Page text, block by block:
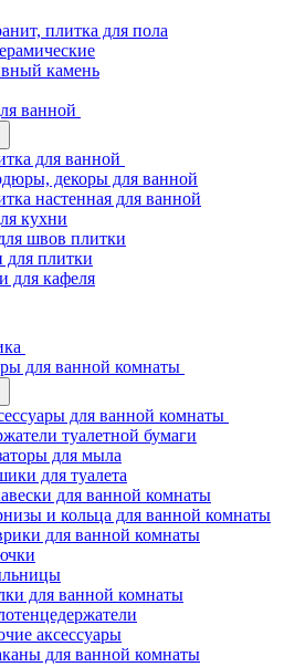
плитка для пола
камень
ванной
для ванной
декоры для ванной
настенная для ванной
кухни
швов плитки
для плитки
для кафеля
для ванной комнаты
для ванной комнаты
туалетной бумаги
для мыла
для туалета
для ванной комнаты
и кольца для ванной комнаты
для ванной комнаты
для ванной комнаты
аксессуары
для ванной комнаты